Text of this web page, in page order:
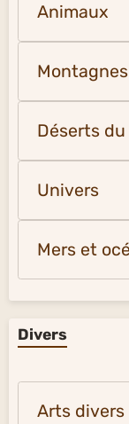
Animaux
Déserts
Univers
Mers et
Divers
Arts divers